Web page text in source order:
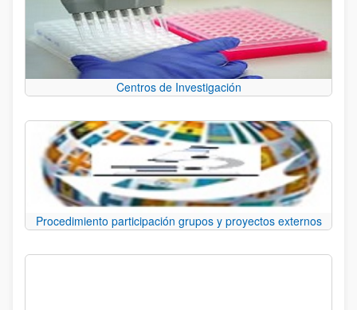
Centros de Investigación
Procedimiento participación grupos y proyectos externos